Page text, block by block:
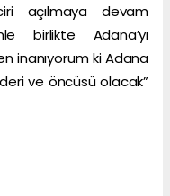
açılmaya devam
birlikte Adana’yı
inanıyorum ki Adana
ve öncüsü olacak”